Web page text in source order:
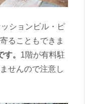
ションビル・ピ
ることもできま
す。 1階が有料駐
せんので注意し